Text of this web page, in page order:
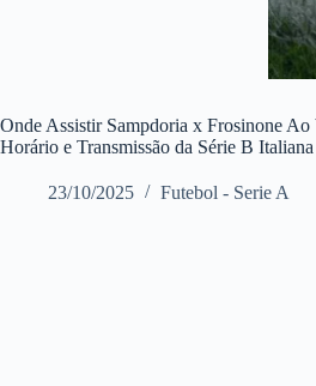
Onde Assistir Sampdoria x Frosinone
Horário e Transmissão da Série B Italiana
23/10/2025 Futebol - Serie A